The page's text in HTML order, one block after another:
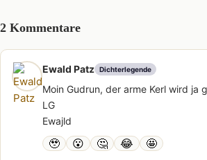
2 Kommentare
Ewald Patz Dichterlegende
Moin Gudrun, der arme Kerl wird ja
LG
Ewajld
🥹 😮 🤔 😂 🤩